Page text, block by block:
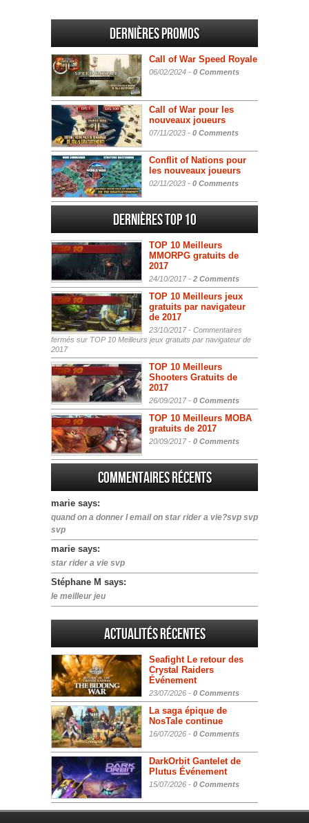
Dernières promos
Call of War Speed Royale
06/02/2024 - 0 Comments
Call of War pour les
nouveaux joueurs
07/11/2023 - 0 Comments
Conflit of Nations pour
les nouveaux joueurs
02/11/2023 - 0 Comments
Dernières Top 10
TOP 10 Meilleurs
MMORPG gratuits de
2017
24/10/2017 - 2 Comments
TOP 10 Meilleurs jeux
gratuits par navigateur
de 2017
23/10/2017 - Commentaires
fermés sur TOP 10 Meilleurs jeux gratuits par navigateur de
2017
TOP 10 Meilleurs
Shooters Gratuits de
2017
26/09/2017 - 0 Comments
TOP 10 Meilleurs MOBA
gratuits de 2017
20/09/2017 - 0 Comments
Commentaires récents
marie says:
quand on a donner l email on star rider a vie?svp svp
svp
marie says:
star rider a vie svp
Stéphane M says:
le meilleur jeu
Actualités Récentes
Seafight Le retour des
Crystal Raiders
Événement
23/07/2026 - 0 Comments
La saga épique de
NosTale continue
16/07/2026 - 0 Comments
DarkOrbit Gantelet de
Plutus Événement
15/07/2026 - 0 Comments